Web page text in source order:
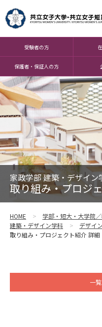
受験者の方
保護者・保証人の方
家政学部 建築・デザイン
取り組み・プロジ
HOME 学部・短大・大学院
建築・デザイン学科
デザイ
取り組み・プロジェクト紹介 詳細
一